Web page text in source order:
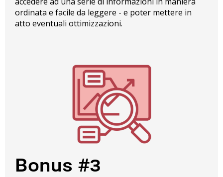
ordinata e facile da leggere - e poter mettere in
atto eventuali ottimizzazioni.
Bonus #3